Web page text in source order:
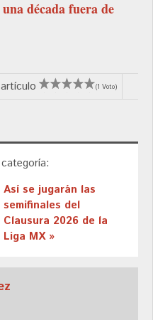
década fuera de
(1 Voto)
Así se jugarán las
semifinales del
Clausura 2026 de la
Liga MX »